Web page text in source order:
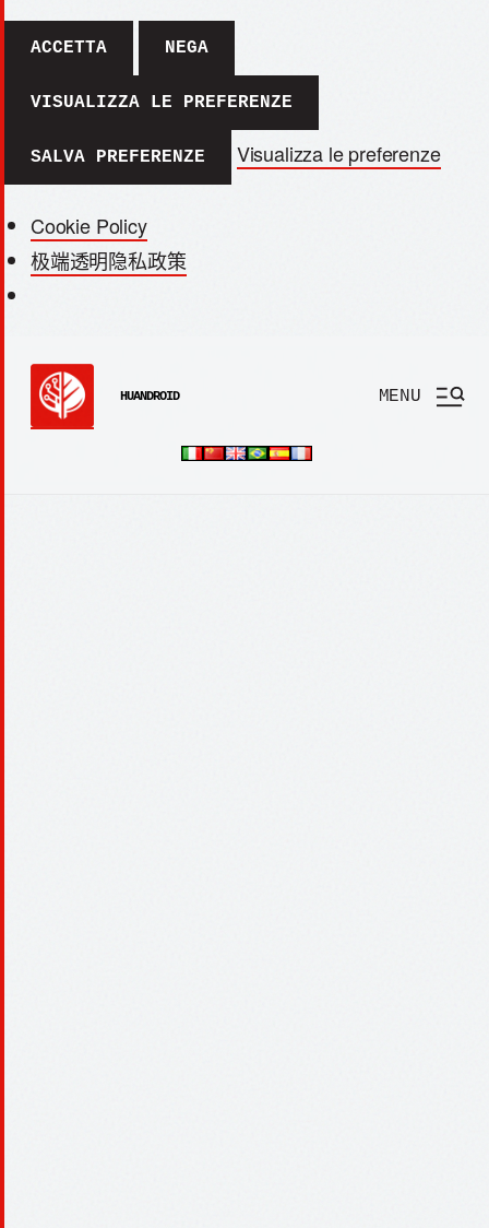
ACCETTA NEGA
VISUALIZZA LE PREFERENZE
SALVA PREFERENZE Visualizza le preferenze
Cookie Policy
极端透明隐私政策
HUANDROID MENU